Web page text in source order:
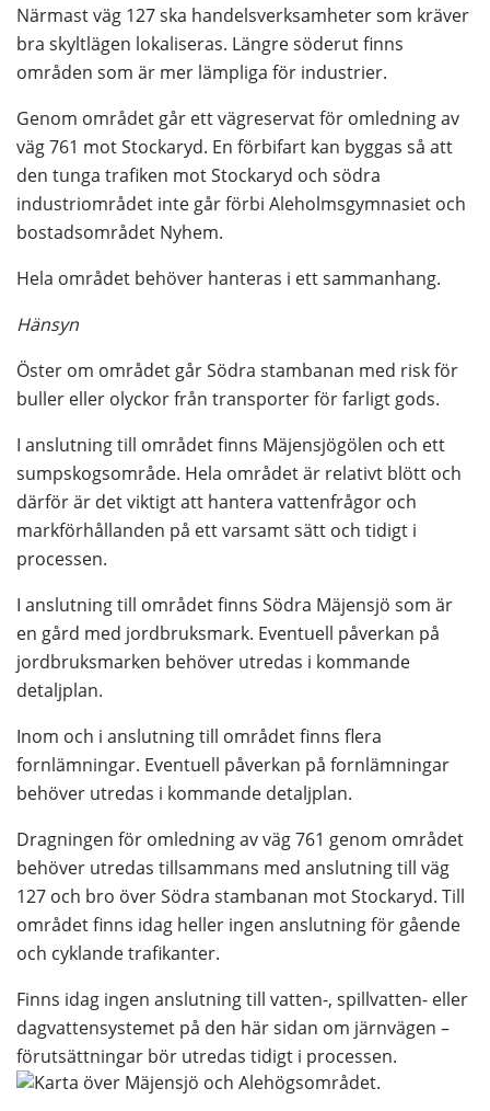
Närmast väg 127 ska handelsverksamheter som kräver
bra skyltlägen lokaliseras. Längre söderut finns
områden som är mer lämpliga för industrier.
Genom området går ett vägreservat för omledning av
väg 761 mot Stockaryd. En förbifart kan byggas så att
den tunga trafiken mot Stockaryd och södra
industriområdet inte går förbi Aleholmsgymnasiet och
bostadsområdet Nyhem.
Hela området behöver hanteras i ett sammanhang.
Hänsyn
Öster om området går Södra stambanan med risk för
buller eller olyckor från transporter för farligt gods.
I anslutning till området finns Mäjensjögölen och ett
sumpskogsområde. Hela området är relativt blött och
därför är det viktigt att hantera vattenfrågor och
markförhållanden på ett varsamt sätt och tidigt i
processen.
I anslutning till området finns Södra Mäjensjö som är
en gård med jordbruksmark. Eventuell påverkan på
jordbruksmarken behöver utredas i kommande
detaljplan.
Inom och i anslutning till området finns flera
fornlämningar. Eventuell påverkan på fornlämningar
behöver utredas i kommande detaljplan.
Dragningen för omledning av väg 761 genom området
behöver utredas tillsammans med anslutning till väg
127 och bro över Södra stambanan mot Stockaryd. Till
området finns idag heller ingen anslutning för gående
och cyklande trafikanter.
Finns idag ingen anslutning till vatten-, spillvatten- eller
dagvattensystemet på den här sidan om järnvägen –
förutsättningar bör utredas tidigt i processen.